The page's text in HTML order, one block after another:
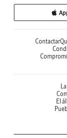
Contactar
El